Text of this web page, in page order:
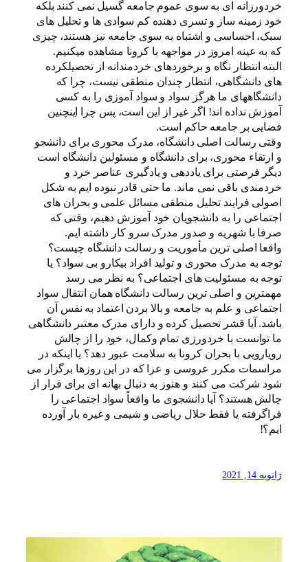
خردورزانه ای به سوی عموم جامعه گسیل نمی کنند بلکه
خود زمینه ساز و تسری دهنده کم سوادی ها و تحلیل های
سبک، احساسی و اشتباه به سوی جامعه نیز هستند، چیزی
که به عینه امروز در مواجهه با کرونا مشاهده میکنیم.
البته انتظار نگاه و برخوردهای خردمندانه از تحصیلکرده
های دانشگاهی، انتظار چندان منطقی نیست، چرا که
دانشگاههای ما هرگز سواد و سواد آموزی را به کسی
آموزش نداده اند! اگر غیر از این است، پس چرا اینچنین
فضایی بر جامعه حاکم است.
وقتی رسالت اصلی دانشگاه، مدرک محوری برای دانشجو
و ارتقاء محوری، برای دانشگاه و مسئولین دانشگاه است
دیگر فرصتی برای یاددهی و یادگیری عناصر خرد و
خردمندی باقی نمی ماند. ما حتی قادر نبوده ایم به شکل
اصولی فرایند تحلیل منطقی مسائل علمی و بحران های
اجتماعی را به دانشجویان خود آموزش دهیم، وقتی که
صرفا با شهریه و صدور مدرک سرو کار داشته ایم.
واقعا اصلی ترین مأموریت و رسالت دانشگاه چیست؟
توجه به مدرک محوری و تولید افراد بیکارو بی سواد؟ یا
توجه به مسئولیت های اجتماعی؟ به نظر می رسد
مهمترین و اصلی ترین رسالت دانشگاه همان انتقال سواد
اجتماعی و علم به جامعه و بالا بردن اعتماد به نفس آن
باشد. آیا قشر تحصیل کرده و دارای مدرک معتبر دانشگاهی
ما توانست با خردورزی تمام وکمال، خود را از چالش
رویارویی با بحران کرونا به سلامت عبور دهد؟ یا اینکه در
مراسمات مکرر عروسی و عزا که در این روزها برگزار می
شود شرکت می کنند و هنوز به دنبال بهانه ای برای فرار از
چالش هستند؟ آیا دانشجوی ما واقعاً سواد اجتماعی را
فراگرفته یا فقط حلال ریاضی و شیمی و غیره بار آورده
ایم؟!
ژانویه 14, 2021